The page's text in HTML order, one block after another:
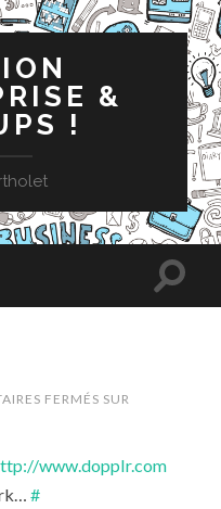
&
!
FERMÉS SUR
www.dopplr.com
#